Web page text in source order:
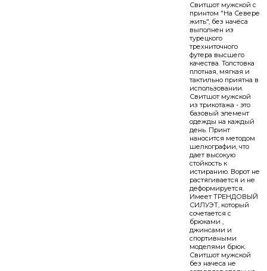
Свитшот мужской с
принтом "На Севере
жить", без начёса
выполнен из
турецкого
трехниточного
футера высшего
качества. Толстовка
плотная, мягкая и
тактильно приятна в
использовании.
Свитшот мужской
из трикотажа - это
базовый элемент
одежды на каждый
день. Принт
наносится методом
шелкографии, что
дает высокую
стойкость к
истиранию. Ворот не
растягивается и не
деформируется.
Имеет ТРЕНДОВЫЙ
СИЛУЭТ, который
сочетается с
брюками ,
джинсами и
спортивными
моделями брюк.
Свитшот мужской
без начеса не